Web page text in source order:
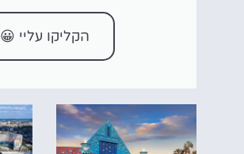
הקליקו עליי 😀